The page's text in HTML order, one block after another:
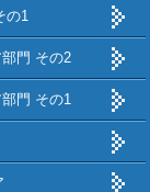
の1
門 その2
門 その1